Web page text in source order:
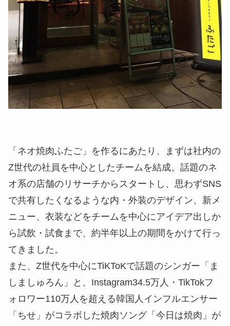
「ネオ焼肉ふたご」を作るにあたり、まずは社内の
Z世代の社員を中心としたチームを結成。話題のネ
オ系の店舗のリサーチからスタートし、思わずSNS
で共有したくなるような内・外装のデザイン、新メ
ニュー、衣装などをチームを中心にアイデア出しか
ら試飲・試食まで、約半年以上の期間をかけて行っ
てきました。
また、Z世代を中心にTiKToKで話題のシンガー「ま
しましゅろん」と、Instagram34.5万人・TikTokフ
ォロワー110万人を超える韓国人インフルエンサー
「ちせ」がコラボした焼肉ソング「今日は焼肉」が